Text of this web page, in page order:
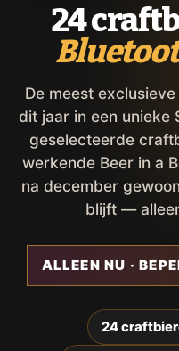
24
De meest
dit jaar in een unieke
geselecteerde
werkende Beer in a
na december
blijft —
ALLEEN NU ·
24